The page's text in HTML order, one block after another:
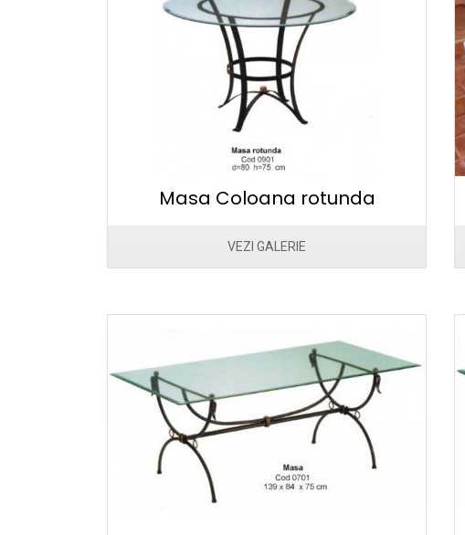
Masa Coloana rotunda
VEZI GALERIE